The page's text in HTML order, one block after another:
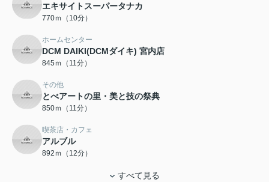
エキサイトスーパータナカ
770ｍ（10分）
ホームセンター
DCM DAIKI(DCMダイキ) 宮内店
845ｍ（11分）
その他
とべアートの里・美と技の祭典
850ｍ（11分）
喫茶店・カフェ
アルブル
892ｍ（12分）
すべて見る